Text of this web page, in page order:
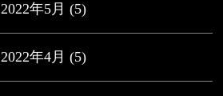
2022年5月 (5)
2022年4月 (5)